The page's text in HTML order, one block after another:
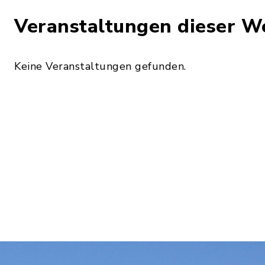
Veranstaltungen dieser
Keine Veranstaltungen gefunden.